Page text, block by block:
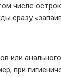
числе
сразу
при